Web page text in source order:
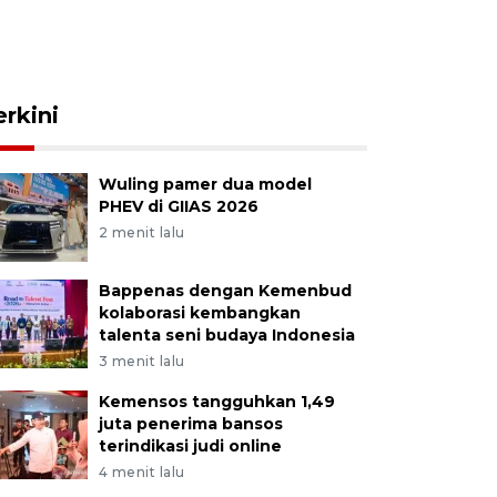
Wuling pamer dua model
PHEV di GIIAS 2026
2 menit lalu
Bappenas dengan Kemenbud
kolaborasi kembangkan
talenta seni budaya Indonesia
3 menit lalu
Kemensos tangguhkan 1,49
juta penerima bansos
terindikasi judi online
4 menit lalu